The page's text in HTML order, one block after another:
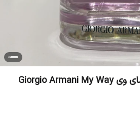
‎ادکلن جورجیا آرمانی مای وی Giorgio Armani My Way